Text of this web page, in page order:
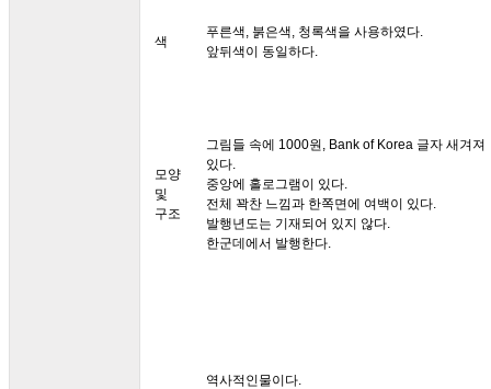
색
푸른색, 붉은색, 청록색을 사용하였다.
앞뒤색이 동일하다.
모양
및
구조
그림들 속에 1000원, Bank of Korea 글자 새겨져
있다.
중앙에 홀로그램이 있다.
전체 꽉찬 느낌과 한쪽면에 여백이 있다.
발행년도는 기재되어 있지 않다.
한군데에서 발행한다.
역사적인물이다.